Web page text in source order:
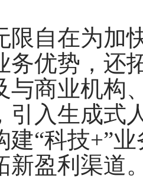
限自在为加
务优势，还
与商业机构
引入生成式
建“科技+”
新盈利渠道